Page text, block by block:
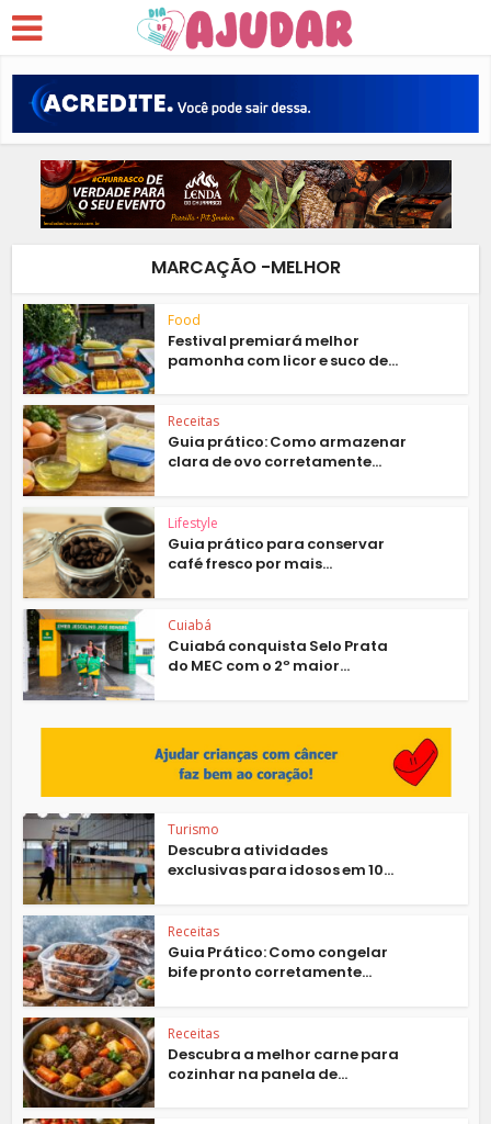
MARCAÇÃO -MELHOR
Food
Festival premiará melhor
pamonha com licor e suco de...
Receitas
Guia prático: Como armazenar
clara de ovo corretamente...
Lifestyle
Guia prático para conservar
café fresco por mais...
Cuiabá
Cuiabá conquista Selo Prata
do MEC com o 2º maior...
Turismo
Descubra atividades
exclusivas para idosos em 10...
Receitas
Guia Prático: Como congelar
bife pronto corretamente...
Receitas
Descubra a melhor carne para
cozinhar na panela de...